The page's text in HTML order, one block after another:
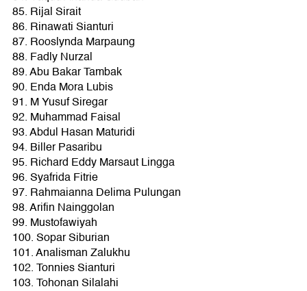
85. Rijal Sirait
86. Rinawati Sianturi
87. Rooslynda Marpaung
88. Fadly Nurzal
89. Abu Bakar Tambak
90. Enda Mora Lubis
91. M Yusuf Siregar
92. Muhammad Faisal
93. Abdul Hasan Maturidi
94. Biller Pasaribu
95. Richard Eddy Marsaut Lingga
96. Syafrida Fitrie
97. Rahmaianna Delima Pulungan
98. Arifin Nainggolan
99. Mustofawiyah
100. Sopar Siburian
101. Analisman Zalukhu
102. Tonnies Sianturi
103. Tohonan Silalahi